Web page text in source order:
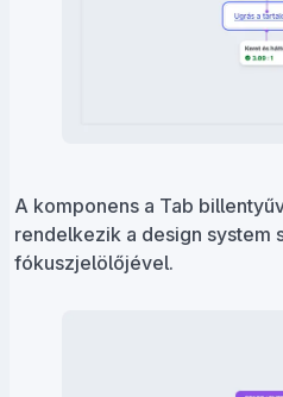
A komponens a Tab
rendelkezik a design system
fókuszjelölőjével.